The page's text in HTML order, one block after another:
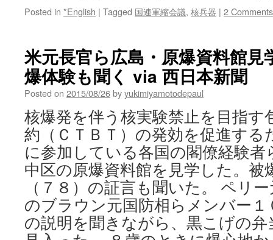
Posted in *English | Tagged 国連軍縮会議, 核兵器 | 2 Comments
米元長官ら広島・原爆資料館
爆体験も聞く via 西日本新聞
Posted on 2015/08/26byyukimiyamotodepaul
核爆発を伴う核実験禁止を目指す
約（ＣＴＢＴ）の発効を促進する
に参加している各国の閣僚経験者
中区の原爆資料館を見学した。被
（７８）の証言も聞いた。 ペリ
のブラウン元国防相らメンバー
の説明を聞きながら、黒こげの